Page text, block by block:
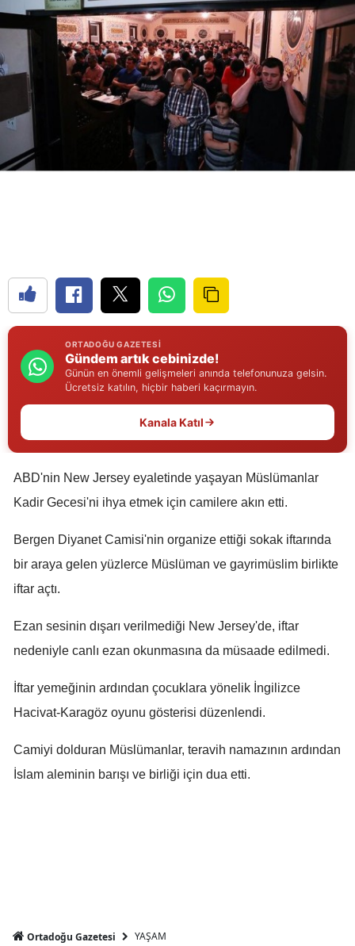
Bitlis
Bolu
Burdur
Bursa
Çanakkale
Diyarbakır
Edirne
Erzincan
Eskişehir
Gaziantep
Giresun
Gümüşhane
İstanbul
Kars
Kocaeli
ORTADOĞU GAZETESI
Gündem artık cebinizde!
Günün en önemli gelişmeleri anında telefonunuza gelsin.
Ücretsiz katılın, hiçbir haberi kaçırmayın.
Kanala Katıl
ABD'nin New Jersey eyaletinde yaşayan Müslümanlar
Kadir Gecesi'ni ihya etmek için camilere akın etti.
Bergen Diyanet Camisi'nin organize ettiği sokak iftarında
bir araya gelen yüzlerce Müslüman ve gayrimüslim birlikte
iftar açtı.
Ezan sesinin dışarı verilmediği New Jersey'de, iftar
nedeniyle canlı ezan okunmasına da müsaade edilmedi.
İftar yemeğinin ardından çocuklara yönelik İngilizce
Hacivat-Karagöz oyunu gösterisi düzenlendi.
Camiyi dolduran Müslümanlar, teravih namazının ardından
İslam aleminin barışı ve birliği için dua etti.
Ortadoğu Gazetesi YAŞAM